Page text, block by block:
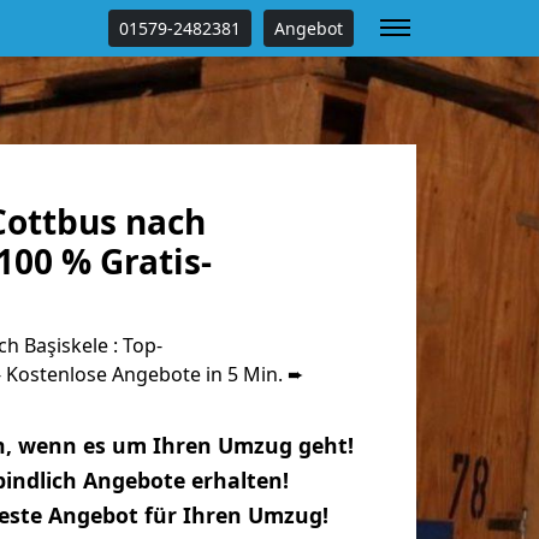
01579-2482381 Angebot
nach
% Gratis-
Başiskele : Top-
Angebote in 5 Min. ➨
wenn es um Ihren Umzug geht!
Angebote erhalten!
Angebot für Ihren Umzug!